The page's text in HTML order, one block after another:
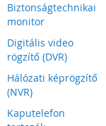
Biztonságtechnikai
monitor
Digitális video
rögzítő (DVR)
Hálózati képrögzítő
(NVR)
Kaputelefon